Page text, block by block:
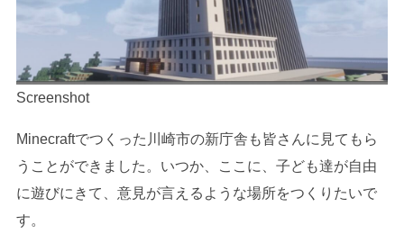
Screenshot
Minecraftでつくった川崎市の新庁舎も皆さんに見てもら
うことができました。いつか、ここに、子ども達が自由
に遊びにきて、意見が言えるような場所をつくりたいで
す。